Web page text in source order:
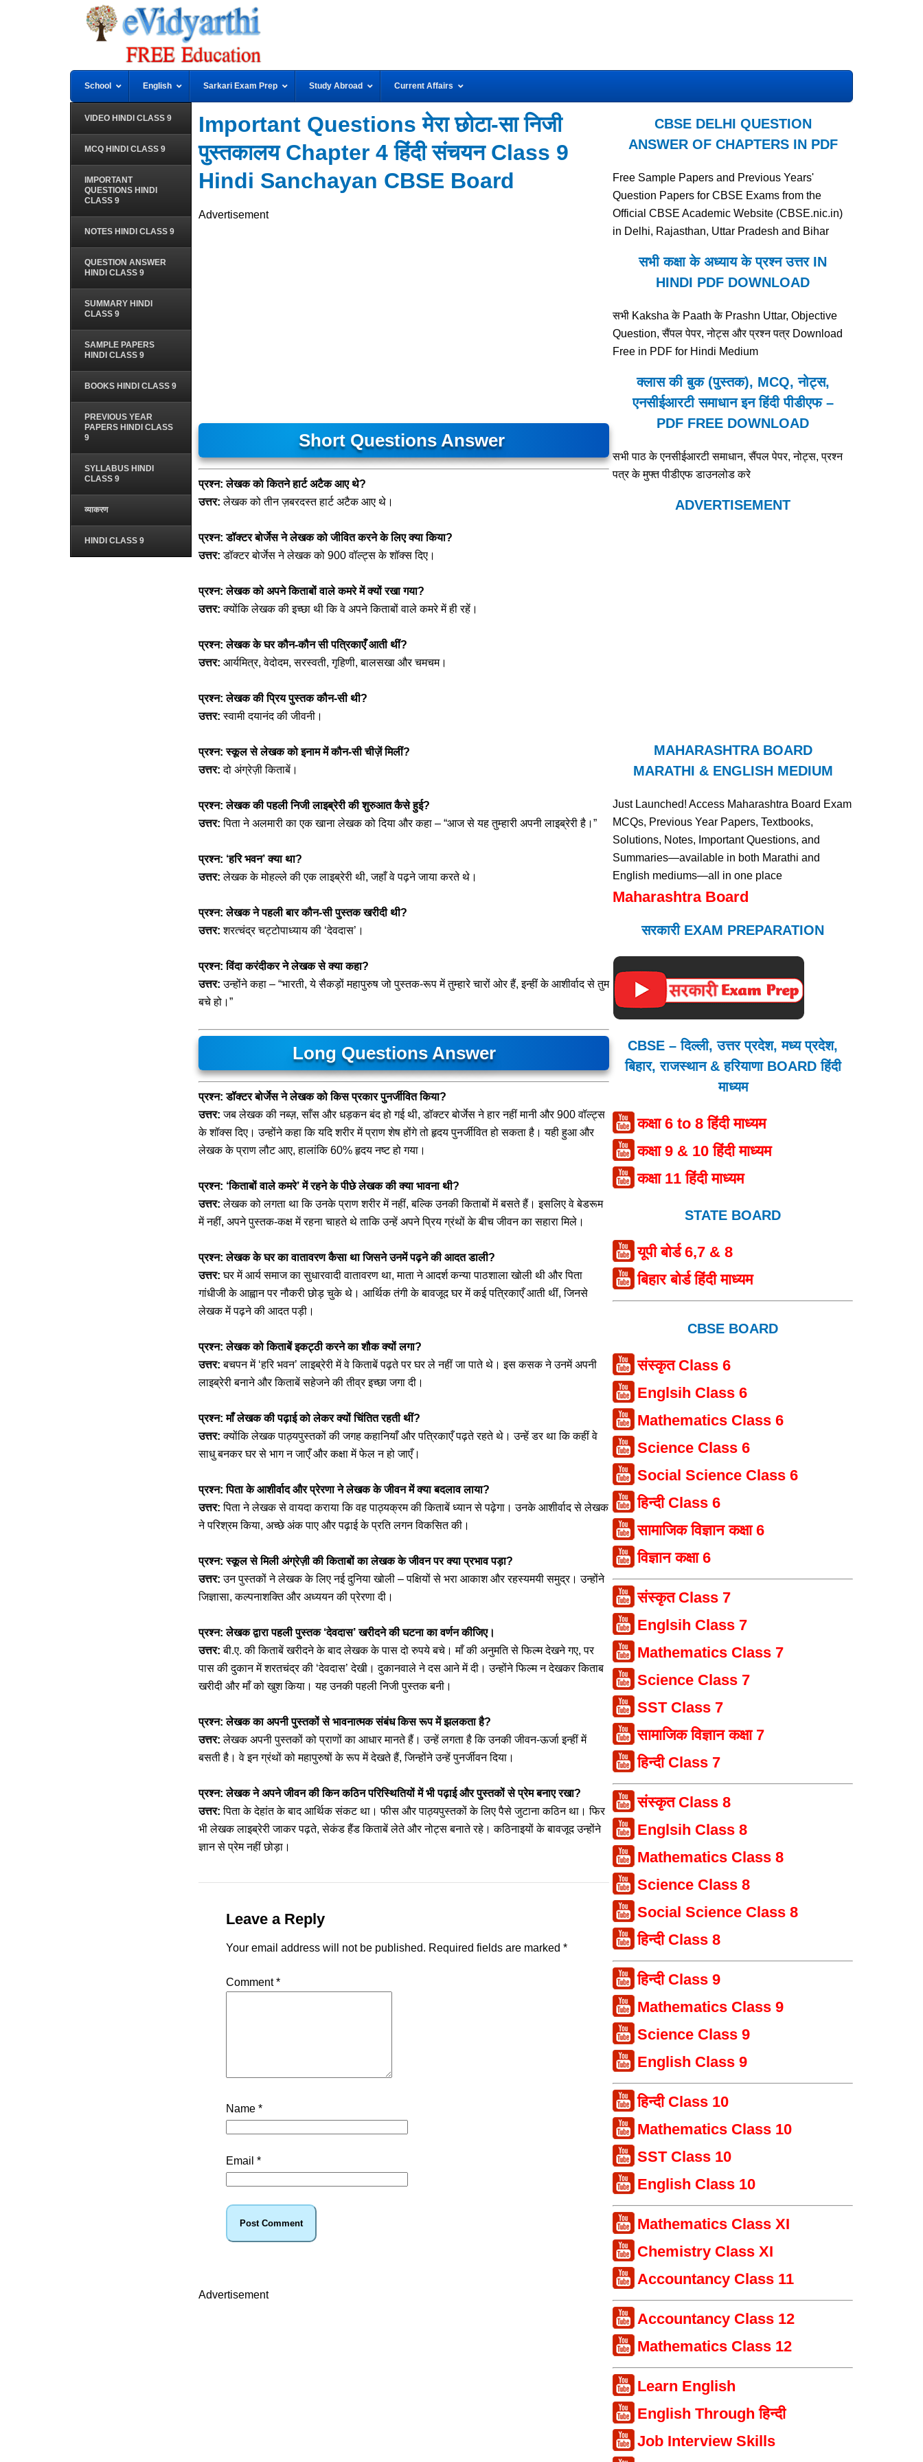
School English Sarkari Exam Prep Study Abroad Current Affairs
VIDEO HINDI CLASS 9
MCQ HINDI CLASS 9
IMPORTANT
QUESTIONS HINDI
CLASS 9
NOTES HINDI CLASS 9
QUESTION ANSWER
HINDI CLASS 9
SUMMARY HINDI
CLASS 9
SAMPLE PAPERS
HINDI CLASS 9
BOOKS HINDI CLASS 9
PREVIOUS YEAR
PAPERS HINDI CLASS
9
SYLLABUS HINDI
CLASS 9
व्याकरण
HINDI CLASS 9
Important Questions मेरा छोटा-सा निजी
पुस्तकालय Chapter 4 हिंदी संचयन Class 9
Hindi Sanchayan CBSE Board
Advertisement
Short Questions Answer
प्रश्न: लेखक को कितने हार्ट अटैक आए थे?
उत्तर: लेखक को तीन ज़बरदस्त हार्ट अटैक आए थे।
प्रश्न: डॉक्टर बोर्जेस ने लेखक को जीवित करने के लिए क्या किया?
उत्तर: डॉक्टर बोर्जेस ने लेखक को 900 वॉल्ट्स के शॉक्स दिए।
प्रश्न: लेखक को अपने किताबों वाले कमरे में क्यों रखा गया?
उत्तर: क्योंकि लेखक की इच्छा थी कि वे अपने किताबों वाले कमरे में ही रहें।
प्रश्न: लेखक के घर कौन-कौन सी पत्रिकाएँ आती थीं?
उत्तर: आर्यमित्र, वेदोदम, सरस्वती, गृहिणी, बालसखा और चमचम।
प्रश्न: लेखक की प्रिय पुस्तक कौन-सी थी?
उत्तर: स्वामी दयानंद की जीवनी।
प्रश्न: स्कूल से लेखक को इनाम में कौन-सी चीज़ें मिलीं?
उत्तर: दो अंग्रेज़ी किताबें।
प्रश्न: लेखक की पहली निजी लाइब्रेरी की शुरुआत कैसे हुई?
उत्तर: पिता ने अलमारी का एक खाना लेखक को दिया और कहा – “आज से यह तुम्हारी अपनी लाइब्रेरी है।”
प्रश्न: ‘हरि भवन’ क्या था?
उत्तर: लेखक के मोहल्ले की एक लाइब्रेरी थी, जहाँ वे पढ़ने जाया करते थे।
प्रश्न: लेखक ने पहली बार कौन-सी पुस्तक खरीदी थी?
उत्तर: शरत्चंद्र चट्टोपाध्याय की ‘देवदास’।
प्रश्न: विंदा करंदीकर ने लेखक से क्या कहा?
उत्तर: उन्होंने कहा – “भारती, ये सैकड़ों महापुरुष जो पुस्तक-रूप में तुम्हारे चारों ओर हैं, इन्हीं के आशीर्वाद से तुम
बचे हो।”
Long Questions Answer
प्रश्न: डॉक्टर बोर्जेस ने लेखक को किस प्रकार पुनर्जीवित किया?
उत्तर: जब लेखक की नब्ज़, साँस और धड़कन बंद हो गई थी, डॉक्टर बोर्जेस ने हार नहीं मानी और 900 वॉल्ट्स
के शॉक्स दिए। उन्होंने कहा कि यदि शरीर में प्राण शेष होंगे तो हृदय पुनर्जीवित हो सकता है। यही हुआ और
लेखक के प्राण लौट आए, हालांकि 60% हृदय नष्ट हो गया।
प्रश्न: ‘किताबों वाले कमरे’ में रहने के पीछे लेखक की क्या भावना थी?
उत्तर: लेखक को लगता था कि उनके प्राण शरीर में नहीं, बल्कि उनकी किताबों में बसते हैं। इसलिए वे बेडरूम
में नहीं, अपने पुस्तक-कक्ष में रहना चाहते थे ताकि उन्हें अपने प्रिय ग्रंथों के बीच जीवन का सहारा मिले।
प्रश्न: लेखक के घर का वातावरण कैसा था जिसने उनमें पढ़ने की आदत डाली?
उत्तर: घर में आर्य समाज का सुधारवादी वातावरण था, माता ने आदर्श कन्या पाठशाला खोली थी और पिता
गांधीजी के आह्वान पर नौकरी छोड़ चुके थे। आर्थिक तंगी के बावजूद घर में कई पत्रिकाएँ आती थीं, जिनसे
लेखक में पढ़ने की आदत पड़ी।
प्रश्न: लेखक को किताबें इकट्ठी करने का शौक क्यों लगा?
उत्तर: बचपन में ‘हरि भवन’ लाइब्रेरी में वे किताबें पढ़ते पर घर ले नहीं जा पाते थे। इस कसक ने उनमें अपनी
लाइब्रेरी बनाने और किताबें सहेजने की तीव्र इच्छा जगा दी।
प्रश्न: माँ लेखक की पढ़ाई को लेकर क्यों चिंतित रहती थीं?
उत्तर: क्योंकि लेखक पाठ्यपुस्तकों की जगह कहानियाँ और पत्रिकाएँ पढ़ते रहते थे। उन्हें डर था कि कहीं वे
साधु बनकर घर से भाग न जाएँ और कक्षा में फेल न हो जाएँ।
प्रश्न: पिता के आशीर्वाद और प्रेरणा ने लेखक के जीवन में क्या बदलाव लाया?
उत्तर: पिता ने लेखक से वायदा कराया कि वह पाठ्यक्रम की किताबें ध्यान से पढ़ेगा। उनके आशीर्वाद से लेखक
ने परिश्रम किया, अच्छे अंक पाए और पढ़ाई के प्रति लगन विकसित की।
प्रश्न: स्कूल से मिली अंग्रेज़ी की किताबों का लेखक के जीवन पर क्या प्रभाव पड़ा?
उत्तर: उन पुस्तकों ने लेखक के लिए नई दुनिया खोली – पक्षियों से भरा आकाश और रहस्यमयी समुद्र। उन्होंने
जिज्ञासा, कल्पनाशक्ति और अध्ययन की प्रेरणा दी।
प्रश्न: लेखक द्वारा पहली पुस्तक ‘देवदास’ खरीदने की घटना का वर्णन कीजिए।
उत्तर: बी.ए. की किताबें खरीदने के बाद लेखक के पास दो रुपये बचे। माँ की अनुमति से फिल्म देखने गए, पर
पास की दुकान में शरतचंद्र की ‘देवदास’ देखी। दुकानवाले ने दस आने में दी। उन्होंने फिल्म न देखकर किताब
खरीदी और माँ को खुश किया। यह उनकी पहली निजी पुस्तक बनी।
प्रश्न: लेखक का अपनी पुस्तकों से भावनात्मक संबंध किस रूप में झलकता है?
उत्तर: लेखक अपनी पुस्तकों को प्राणों का आधार मानते हैं। उन्हें लगता है कि उनकी जीवन-ऊर्जा इन्हीं में
बसती है। वे इन ग्रंथों को महापुरुषों के रूप में देखते हैं, जिन्होंने उन्हें पुनर्जीवन दिया।
प्रश्न: लेखक ने अपने जीवन की किन कठिन परिस्थितियों में भी पढ़ाई और पुस्तकों से प्रेम बनाए रखा?
उत्तर: पिता के देहांत के बाद आर्थिक संकट था। फीस और पाठ्यपुस्तकों के लिए पैसे जुटाना कठिन था। फिर
भी लेखक लाइब्रेरी जाकर पढ़ते, सेकंड हैंड किताबें लेते और नोट्स बनाते रहे। कठिनाइयों के बावजूद उन्होंने
ज्ञान से प्रेम नहीं छोड़ा।
Leave a Reply
Your email address will not be published. Required fields are marked *
Comment*
Name *
Email *
Advertisement
CBSE DELHI QUESTION
ANSWER OF CHAPTERS IN PDF
Free Sample Papers and Previous Years'
Question Papers for CBSE Exams from the
Official CBSE Academic Website (CBSE.nic.in)
in Delhi, Rajasthan, Uttar Pradesh and Bihar
सभी कक्षा के अध्याय के प्रश्न उत्तर IN
HINDI PDF DOWNLOAD
सभी Kaksha के Paath के Prashn Uttar, Objective
Question, सैंपल पेपर, नोट्स और प्रश्न पत्र Download
Free in PDF for Hindi Medium
क्लास की बुक (पुस्तक), MCQ, नोट्स,
एनसीईआरटी समाधान इन हिंदी पीडीएफ –
PDF FREE DOWNLOAD
सभी पाठ के एनसीईआरटी समाधान, सैंपल पेपर, नोट्स, प्रश्न
पत्र के मुफ्त पीडीएफ डाउनलोड करे
ADVERTISEMENT
MAHARASHTRA BOARD
MARATHI & ENGLISH MEDIUM
Just Launched! Access Maharashtra Board Exam
MCQs, Previous Year Papers, Textbooks,
Solutions, Notes, Important Questions, and
Summaries—available in both Marathi and
English mediums—all in one place
Maharashtra Board
सरकारी EXAM PREPARATION
CBSE – दिल्ली, उत्तर प्रदेश, मध्य प्रदेश,
बिहार, राजस्थान & हरियाणा BOARD हिंदी
माध्यम
कक्षा 6 to 8 हिंदी माध्यम
कक्षा 9 & 10 हिंदी माध्यम
कक्षा 11 हिंदी माध्यम
STATE BOARD
यूपी बोर्ड 6,7 & 8
बिहार बोर्ड हिंदी माध्यम
CBSE BOARD
संस्कृत Class 6
Englsih Class 6
Mathematics Class 6
Science Class 6
Social Science Class 6
हिन्दी Class 6
सामाजिक विज्ञान कक्षा 6
विज्ञान कक्षा 6
संस्कृत Class 7
Englsih Class 7
Mathematics Class 7
Science Class 7
SST Class 7
सामाजिक विज्ञान कक्षा 7
हिन्दी Class 7
संस्कृत Class 8
Englsih Class 8
Mathematics Class 8
Science Class 8
Social Science Class 8
हिन्दी Class 8
हिन्दी Class 9
Mathematics Class 9
Science Class 9
English Class 9
हिन्दी Class 10
Mathematics Class 10
SST Class 10
English Class 10
Mathematics Class XI
Chemistry Class XI
Accountancy Class 11
Accountancy Class 12
Mathematics Class 12
Learn English
English Through हिन्दी
Job Interview Skills